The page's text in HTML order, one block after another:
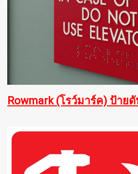
Rowmark (โรว์มาร์ค) ป้ายดั